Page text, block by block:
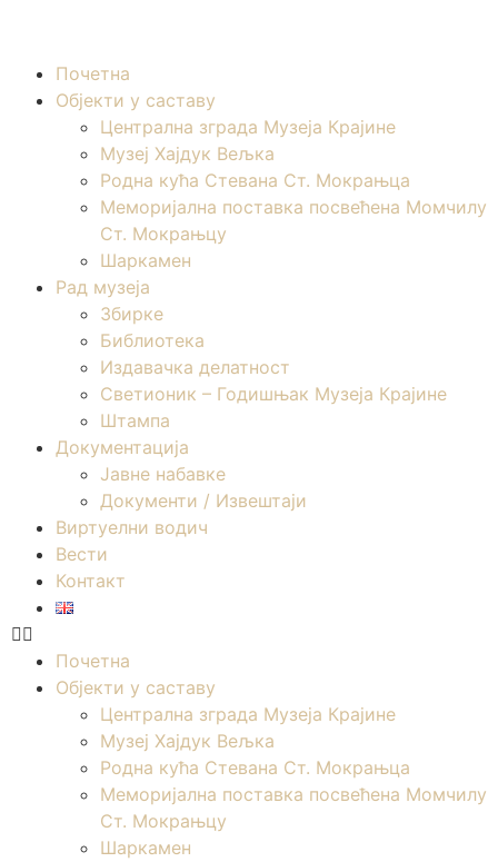
Почетна
Објекти у саставу
Централна зграда Музеја Крајине
Музеј Хајдук Вељка
Родна кућа Стевана Ст. Мокрањца
Меморијална поставка посвећена Момчилу
Ст. Мокрањцу
Шаркамен
Рад музеја
Збирке
Библиотека
Издавачка делатност
Светионик – Годишњак Музеја Крајине
Штампа
Документација
Јавне набавке
Документи / Извештаји
Виртуелни водич
Вести
Контакт
Почетна
Објекти у саставу
Централна зграда Музеја Крајине
Музеј Хајдук Вељка
Родна кућа Стевана Ст. Мокрањца
Меморијална поставка посвећена Момчилу
Ст. Мокрањцу
Шаркамен